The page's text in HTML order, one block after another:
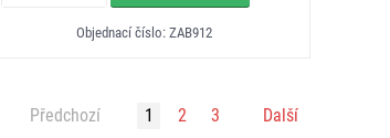
Objednací číslo: ZAB912
Předchozí 1 2 3 Další